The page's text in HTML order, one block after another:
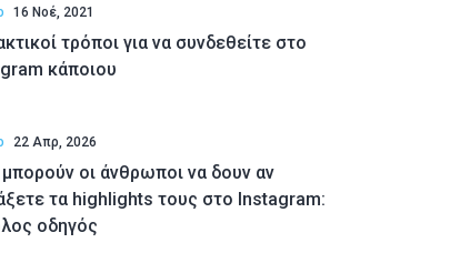
16 Νοέ, 2021
τρόποι για να συνδεθείτε στο
κάποιου
22 Απρ, 2026
οι άνθρωποι να δουν αν
τα highlights τους στο Instagram:
οδηγός